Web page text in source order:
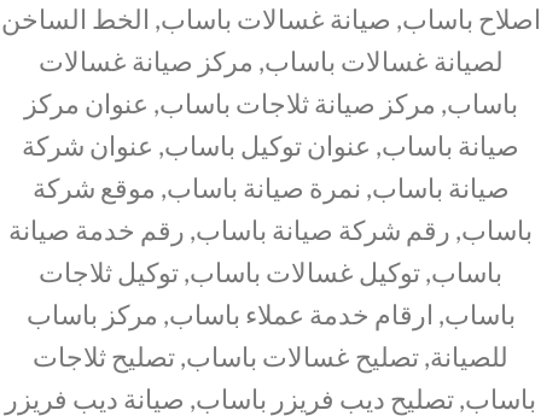
اصلاح باساب, صيانة غسالات باساب, الخط الساخن
لصيانة غسالات باساب, مركز صيانة غسالات
باساب, مركز صيانة ثلاجات باساب, عنوان مركز
صيانة باساب, عنوان توكيل باساب, عنوان شركة
صيانة باساب, نمرة صيانة باساب, موقع شركة
باساب, رقم شركة صيانة باساب, رقم خدمة صيانة
باساب, توكيل غسالات باساب, توكيل ثلاجات
باساب, ارقام خدمة عملاء باساب, مركز باساب
للصيانة, تصليح غسالات باساب, تصليح ثلاجات
باساب, تصليح ديب فريزر باساب, صيانة ديب فريزر